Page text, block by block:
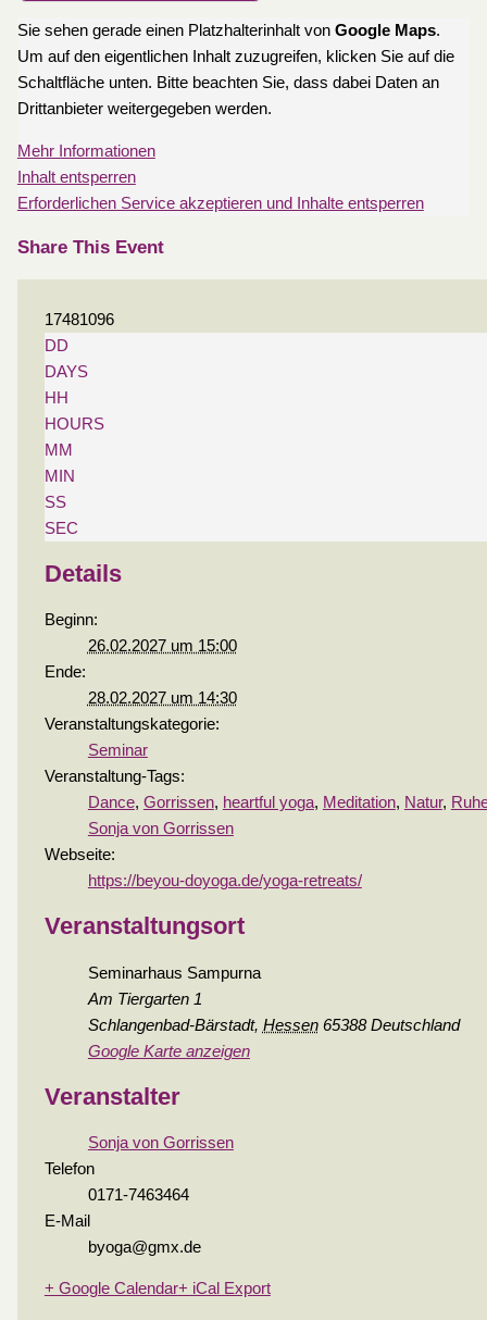
Sie sehen gerade einen Platzhalterinhalt von Google Maps.
Um auf den eigentlichen Inhalt zuzugreifen, klicken Sie auf die
Schaltfläche unten. Bitte beachten Sie, dass dabei Daten an
Drittanbieter weitergegeben werden.
Mehr Informationen
Inhalt entsperren
Erforderlichen Service akzeptieren und Inhalte entsperren
Share This Event
17481096
DD
DAYS
HH
HOURS
MM
MIN
SS
SEC
Details
Beginn:
26.02.2027 um 15:00
Ende:
28.02.2027 um 14:30
Veranstaltungskategorie:
Seminar
Veranstaltung-Tags:
Dance, Gorrissen, heartful yoga, Meditation, Natur,
Sonja von Gorrissen
Webseite:
https://beyou-doyoga.de/yoga-retreats/
Veranstaltungsort
Seminarhaus Sampurna
Am Tiergarten 1
Schlangenbad-Bärstadt, Hessen 65388 Deutschland
Google Karte anzeigen
Veranstalter
Sonja von Gorrissen
Telefon
0171-7463464
E-Mail
byoga@gmx.de
+ Google Calendar+ iCal Export